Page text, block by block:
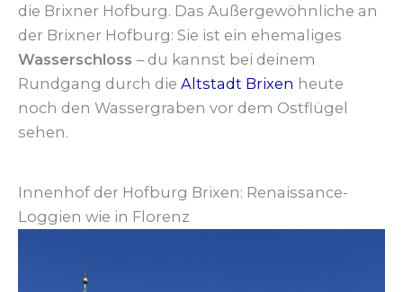
die Brixner Hofburg. Das Außergewöhnliche an
der Brixner Hofburg: Sie ist ein ehemaliges
Wasserschloss – du kannst bei deinem
Rundgang durch die Altstadt Brixen heute
noch den Wassergraben vor dem Ostflügel
sehen.
Innenhof der Hofburg Brixen: Renaissance-
Loggien wie in Florenz